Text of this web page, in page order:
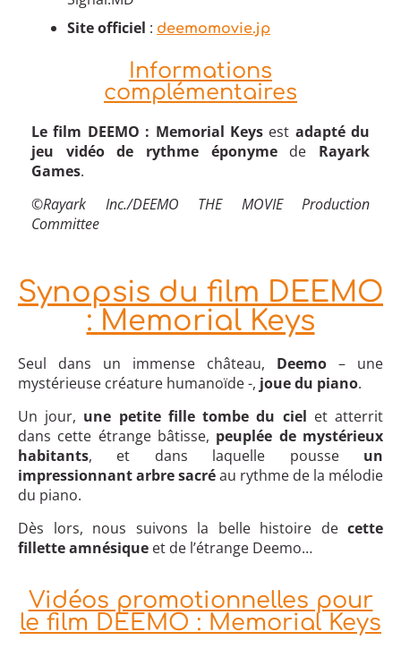
Site officiel : deemomovie.jp
Informations
complémentaires
Le film DEEMO : Memorial Keysest adapté du
jeu vidéo de rythme éponymede Rayark
Games.
©Rayark Inc./DEEMO THE MOVIE Production
Committee
Synopsis du film DEEMO
: Memorial Keys
Seul dans un immense château, Deemo – une
mystérieuse créature humanoïde -, joue du piano.
Un jour, une petite fille tombe du ciel et atterrit
dans cette étrange bâtisse, peuplée de mystérieux
habitants, et dans laquelle pousse un
impressionnant arbre sacréau rythme de la mélodie
du piano.
Dès lors, nous suivons la belle histoire de cette
fillette amnésique et de l’étrange Deemo…
Vidéos promotionnelles pour
le film DEEMO : Memorial Keys